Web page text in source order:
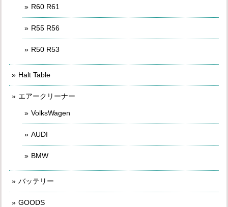
R60 R61
R55 R56
R50 R53
Halt Table
エアークリーナー
VolksWagen
AUDI
BMW
バッテリー
GOODS